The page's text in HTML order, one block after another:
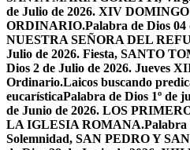
de Julio de 2026. XIV
ORDINARIO.Palabra de Dios
NUESTRA SEÑORA DEL
Julio de 2026. Fiesta, SANTO
Dios 2 de Julio de 2026. Jueves
Ordinario.Laicos buscando
eucarísticaPalabra de Dios 1º de
de Junio de 2026. LOS
LA IGLESIA ROMANA.Palabra
Solemnidad, SAN PEDRO Y